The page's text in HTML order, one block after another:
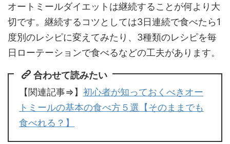
オートミールダイエットは継続することが何より大
切です。継続するコツとしては3日連続で食べたら1
度別のレシピに変えてみたり、3種類のレシピを毎
日ローテーションで食べるなどの工夫があります。
合わせて読みたい
【関連記事⇒】 初心者が知っておくべきオー
トミールの基本の食べ方５選【そのままでも
食べれる？】